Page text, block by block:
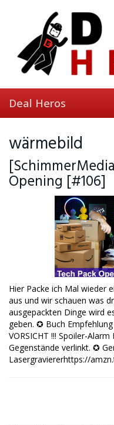
Deal Heros
wärmebild
Opening [#106]
Hier Packe ich Mal wieder
aus und wir schauen was
ausgepackten Dinge wird
geben. ✪ Buch
VORSICHT !!! Spoiler-
Gegenstände verlinkt. ✪
Lasergraviererhttps://